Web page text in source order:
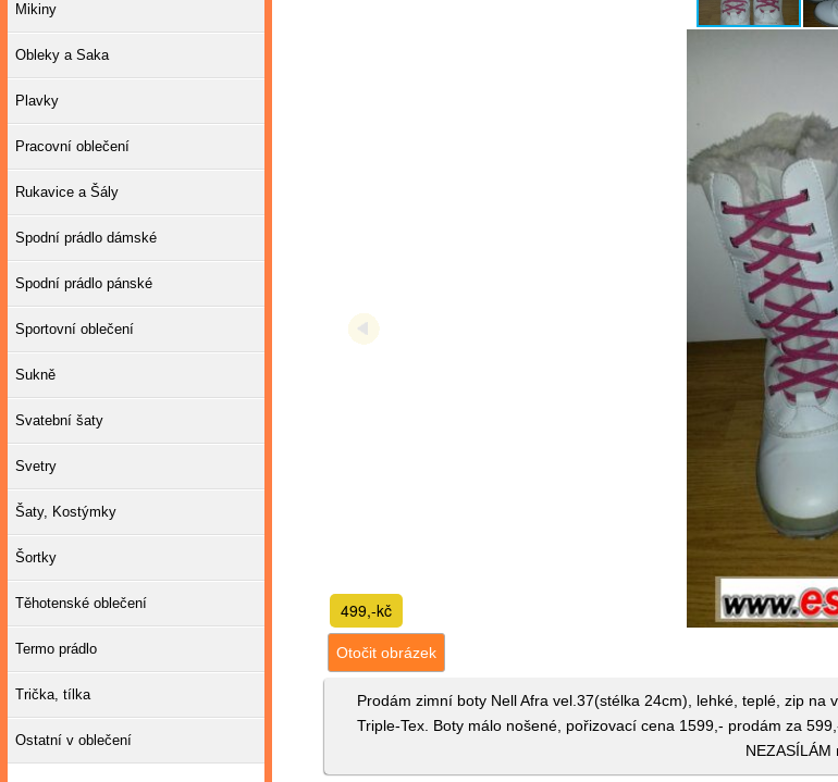
499,-kč
Otočit obrázek
Prodám zimní boty Nell Afra vel.37(stélka 24cm), lehké, teplé, zip
Triple-Tex. Boty málo nošené, pořizovací cena 1599,- prodám za
NEZASÍLÁM
Mikiny
Obleky a Saka
Plavky
Pracovní oblečení
Rukavice a Šály
Spodní prádlo dámské
Spodní prádlo pánské
Sportovní oblečení
Sukně
Svatební šaty
Svetry
Šaty, Kostýmky
Šortky
Těhotenské oblečení
Termo prádlo
Trička, tílka
Ostatní v oblečení